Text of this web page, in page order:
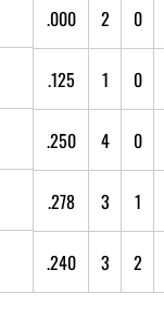
.000 2 0
.125 1 0
.250 4 0
.278 3 1
.240 3 2